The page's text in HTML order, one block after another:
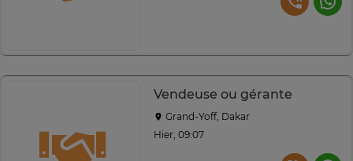
Vendeuse ou gérante
Grand-Yoff, Dakar
Hier, 09:07